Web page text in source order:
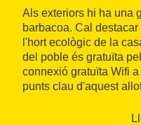
Als exteriors hi ha una
barbacoa. Cal
l'hort ecològic de la
del poble és gratuïta
connexió gratuïta Wifi
punts clau d'aquest
rutes i senders per fer